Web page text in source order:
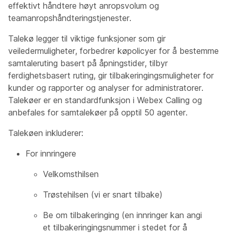
effektivt håndtere høyt anropsvolum og
teamanropshåndteringstjenester.
Talekø legger til viktige funksjoner som gir
veiledermuligheter, forbedrer køpolicyer for å bestemme
samtaleruting basert på åpningstider, tilbyr
ferdighetsbasert ruting, gir tilbakeringingsmuligheter for
kunder og rapporter og analyser for administratorer.
Talekøer er en standardfunksjon i Webex Calling og
anbefales for samtalekøer på opptil 50 agenter.
Talekøen inkluderer:
For innringere
Velkomsthilsen
Trøstehilsen (vi er snart tilbake)
Be om tilbakeringing (en innringer kan angi
et tilbakeringingsnummer i stedet for å